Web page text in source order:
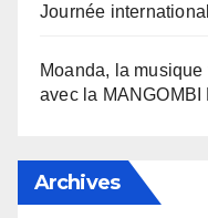
Journée
Moanda, la
avec la MANGOMBI
Archives